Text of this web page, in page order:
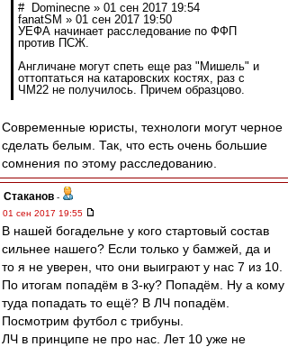
# Dominecne » 01 сен 2017 19:54
fanatSM » 01 сен 2017 19:50
УЕФА начинает расследование по ФФП
против ПСЖ.
Англичане могут спеть еще раз "Мишель" и
оттоптаться на катаровских костях, раз с
ЧМ22 не получилось. Причем образцово.
Современные юристы, технологи могут черное
сделать белым. Так, что есть очень большие
сомнения по этому расследованию.
Cтаканов -
01 сен 2017 19:55
В нашей богадельне у кого стартовый состав
сильнее нашего? Если только у бамжей, да и
то я не уверен, что они выиграют у нас 7 из 10.
По итогам попадём в 3-ку? Попадём. Ну а кому
туда попадать то ещё? В ЛЧ попадём.
Посмотрим футбол с трибуны.
ЛЧ в принципе не про нас. Лет 10 уже не